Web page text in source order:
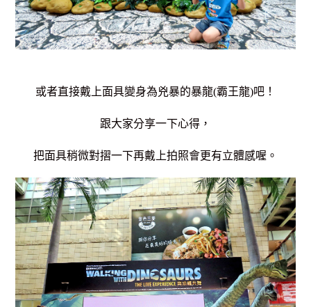
或者直接戴上面具變身為兇暴的暴龍(霸王龍)吧！
跟大家分享一下心得，
把面具稍微對摺一下再戴上拍照會更有立體感喔。